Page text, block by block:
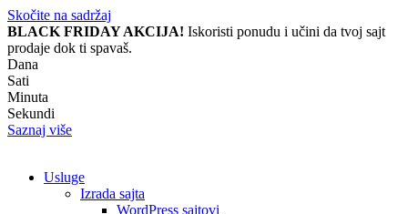
Skočite na sadržaj
BLACK FRIDAY AKCIJA! Iskoristi ponudu i učini da tvoj sajt
prodaje dok ti spavaš.
Dana
Sati
Minuta
Sekundi
Saznaj više
Usluge
Izrada sajta
WordPress sajtovi